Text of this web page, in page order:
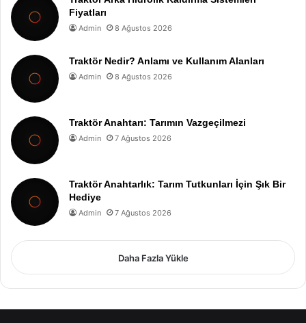
Fiyatları
Admin 8 Ağustos 2026
Traktör Nedir? Anlamı ve Kullanım Alanları
Admin 8 Ağustos 2026
Traktör Anahtarı: Tarımın Vazgeçilmezi
Admin 7 Ağustos 2026
Traktör Anahtarlık: Tarım Tutkunları İçin Şık Bir
Hediye
Admin 7 Ağustos 2026
Daha Fazla Yükle